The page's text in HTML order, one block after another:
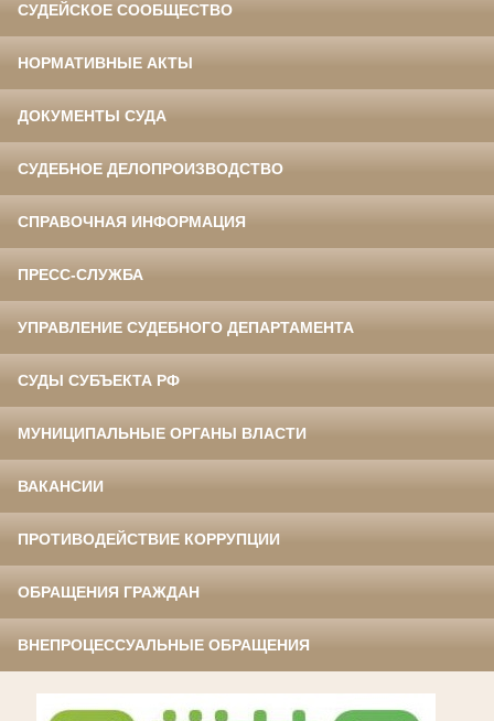
СУДЕЙСКОЕ СООБЩЕСТВО
НОРМАТИВНЫЕ АКТЫ
ДОКУМЕНТЫ СУДА
СУДЕБНОЕ ДЕЛОПРОИЗВОДСТВО
СПРАВОЧНАЯ ИНФОРМАЦИЯ
ПРЕСС-СЛУЖБА
УПРАВЛЕНИЕ СУДЕБНОГО ДЕПАРТАМЕНТА
СУДЫ СУБЪЕКТА РФ
МУНИЦИПАЛЬНЫЕ ОРГАНЫ ВЛАСТИ
ВАКАНСИИ
ПРОТИВОДЕЙСТВИЕ КОРРУПЦИИ
ОБРАЩЕНИЯ ГРАЖДАН
ВНЕПРОЦЕССУАЛЬНЫЕ ОБРАЩЕНИЯ